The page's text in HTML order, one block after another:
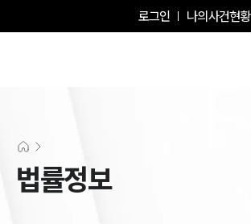
로그인 나의사건현황
법률정보